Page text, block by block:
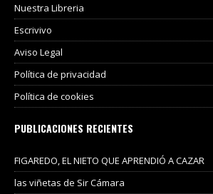
Nuestra Libreria
Escrivivo
Aviso Legal
Política de privacidad
Política de cookies
PUBLICACIONES RECIENTES
FIGAREDO, EL NIETO QUE APRENDIÓ A CAZAR
las viñetas de Sir Cámara